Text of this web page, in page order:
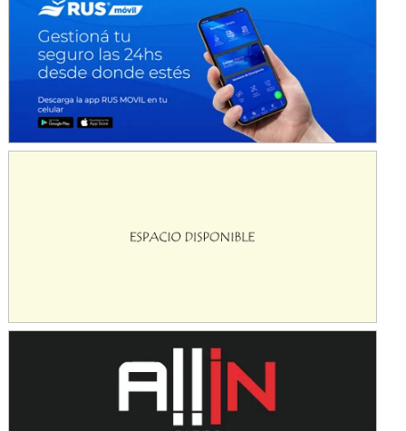
SUR SANTAFESINO - F4
Rufino (Santa Fe)
TUCUMANO - F5
Juan Navarro (Asfalto)
El Timbó (Tucumán)